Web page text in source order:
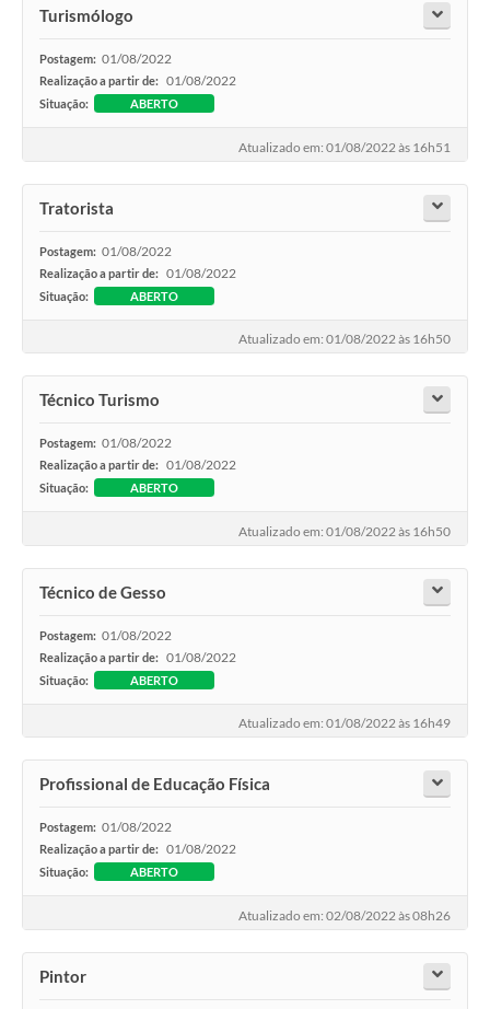
Turismólogo
Postagem: 01/08/2022
Realização a partir de: 01/08/2022
Situação: ABERTO
Atualizado em: 01/08/2022 às 16h51
Tratorista
Postagem: 01/08/2022
Realização a partir de: 01/08/2022
Situação: ABERTO
Atualizado em: 01/08/2022 às 16h50
Técnico Turismo
Postagem: 01/08/2022
Realização a partir de: 01/08/2022
Situação: ABERTO
Atualizado em: 01/08/2022 às 16h50
Técnico de Gesso
Postagem: 01/08/2022
Realização a partir de: 01/08/2022
Situação: ABERTO
Atualizado em: 01/08/2022 às 16h49
Profissional de Educação Física
Postagem: 01/08/2022
Realização a partir de: 01/08/2022
Situação: ABERTO
Atualizado em: 02/08/2022 às 08h26
Pintor